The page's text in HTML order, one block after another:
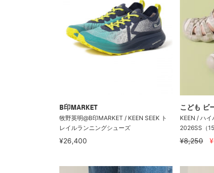
B印MARKET
牧野英明@B印MARKET / KEEN SEEK ト
レイルランニングシューズ
¥26,400
こども ビ
KEEN / ハ
2026SS（
¥8,250